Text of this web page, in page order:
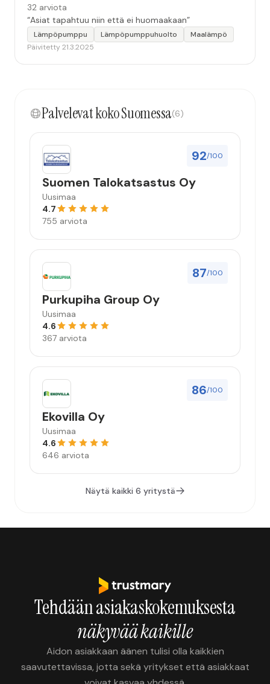
32 arviota
“Asiat tapahtuu niin että ei huomaakaan”
Lämpöpumppu Lämpöpumppuhuolto
Maalämpö
Päivitetty 21.3.2025
Palvelevat koko Suomessa(6)
92/100
Suomen Talokatsastus Oy
Uusimaa
4.7
755 arviota
87/100
Purkupiha Group Oy
Uusimaa
4.6
367 arviota
86/100
Ekovilla Oy
Uusimaa
4.6
646 arviota
Näytä kaikki 6 yritystä
Tehdään asiakaskokemuksesta
näkyvää kaikille
Aidon asiakkaan äänen tulisi olla kaikkien
saavutettavissa, jotta sekä yritykset että asiakkaat